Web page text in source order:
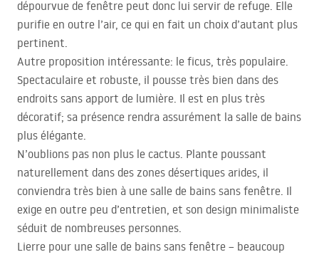
dépourvue de fenêtre peut donc lui servir de refuge. Elle
purifie en outre l’air, ce qui en fait un choix d’autant plus
pertinent.
Autre proposition intéressante: le ficus, très populaire.
Spectaculaire et robuste, il pousse très bien dans des
endroits sans apport de lumière. Il est en plus très
décoratif; sa présence rendra assurément la salle de bains
plus élégante.
N’oublions pas non plus le cactus. Plante poussant
naturellement dans des zones désertiques arides, il
conviendra très bien à une salle de bains sans fenêtre. Il
exige en outre peu d’entretien, et son design minimaliste
séduit de nombreuses personnes.
Lierre pour une salle de bains sans fenêtre – beaucoup